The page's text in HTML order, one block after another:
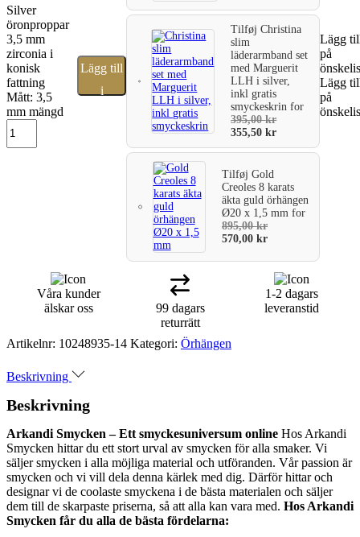
Silver
öronproppar
3,5 mm
zirconia i
konisk
fattning
Mått: 3,5
mm mängd
Lägg till
i
TilføjChristina
slim
läderarmband set
med Marguerit
LLH i silver,
inkl gratis
smyckeskrinfor
395,00kr
355,50kr
TilføjGold
Creoles 8 karats
äkta guld örhängen
Ø20 x 1,5 mmfor
895,00kr
570,00kr
Lägg
på
Lägg
på
Våra kunder
älskar oss
99 dagars
returrätt
1-2 dagars
leveranstid
Artikelnr: 10248935-14 Kategori: Örhängen
Beskrivning
Beskrivning
Arkandi Smycken – Ett smyckesuniversum online Hos Arkandi
Smycken hittar du ett stort urval av smycken för alla smaker. Vi
säljer smycken i alla möjliga material och utföranden. Vår passion är
smycken och vi vill dela denna kärlek med dig. Därför hittar och
designar vi de coolaste smyckena i de bästa materialen och säljer
dem till de skarpaste priserna, så att alla kan vara med. Hos Arkandi
Smycken får du alla de bästa fördelarna: